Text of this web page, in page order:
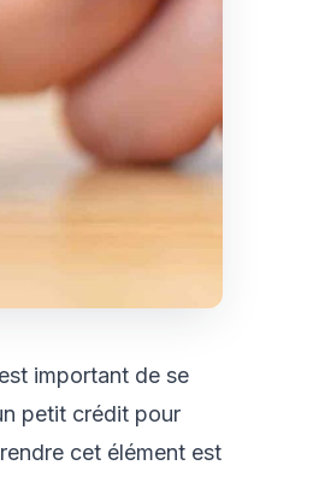
important de se
petit crédit pour
cet élément est